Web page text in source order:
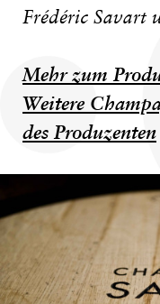
Frédéric Savart
Mehr zum
Weitere
des Produzenten